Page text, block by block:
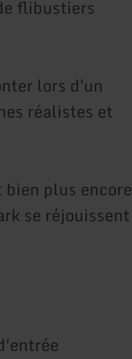
flibustiers
lors d'un
réalistes et
plus encore
se réjouissent